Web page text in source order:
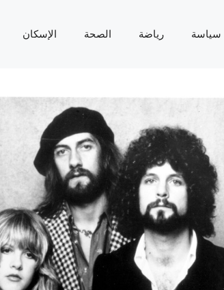
سياسة رياضة الصحة الإسكان